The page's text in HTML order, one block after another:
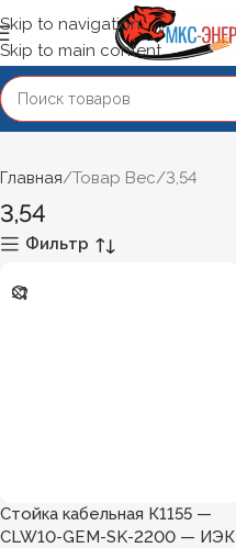
Skip to navigation
Skip to main content
Главная Товар Вес 3,54
3,54
Фильтр
Стойка кабельная К1155 —
CLW10-GEM-SK-2200 — ИЭК